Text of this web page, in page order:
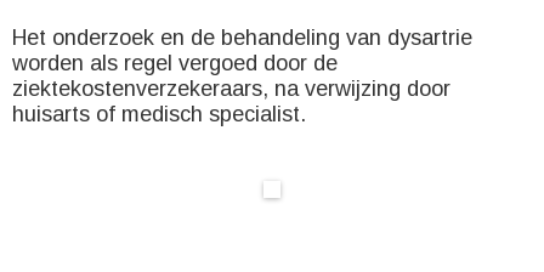
Het onderzoek en de behandeling van dysartrie
worden als regel vergoed door de
ziektekostenverzekeraars, na verwijzing door
huisarts of medisch specialist.